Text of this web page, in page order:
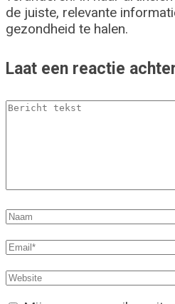
de juiste, relevante
gezondheid te halen.
Laat een reactie